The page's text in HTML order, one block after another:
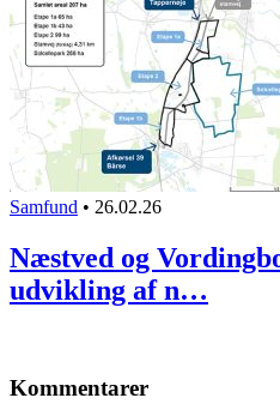
Samfund • 26.02.26
Næstved og
udvikling af n…
Kommentarer